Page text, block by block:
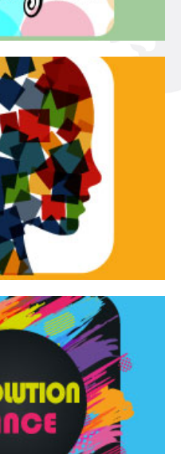
rassegna di teatro
e sperimentale.
Dance
– I Edizione